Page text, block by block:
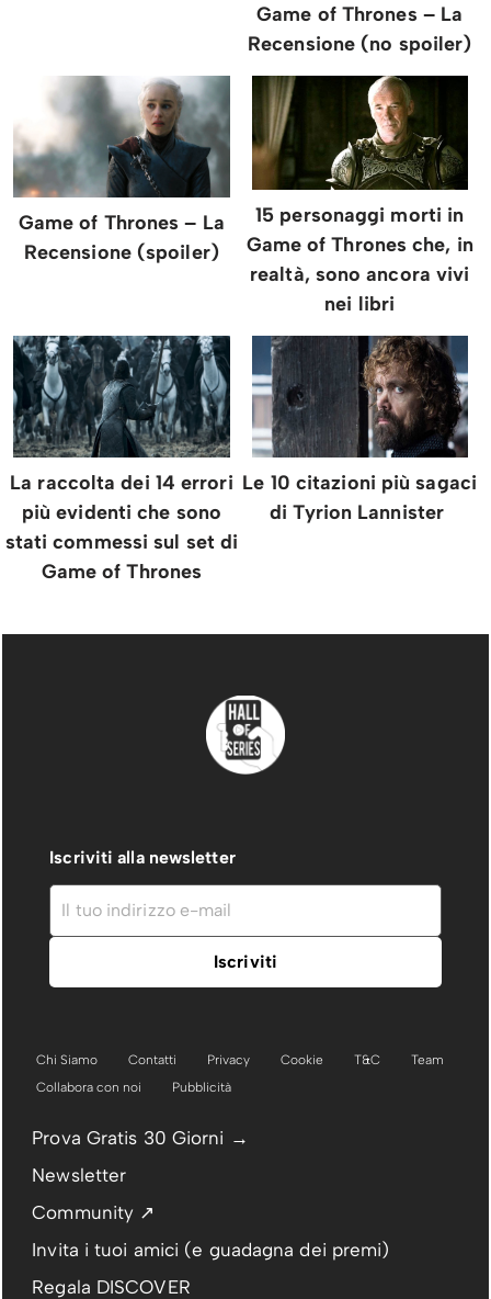
Game of Thrones – La
Recensione (no spoiler)
Game of Thrones – La
Recensione (spoiler)
15 personaggi morti in
Game of Thrones che, in
realtà, sono ancora vivi
nei libri
La raccolta dei 14 errori
più evidenti che sono
stati commessi sul set di
Game of Thrones
Le 10 citazioni più sagaci
di Tyrion Lannister
Iscriviti alla newsletter
Chi Siamo Contatti Privacy Cookie T&C
Team
Collabora con noi
Pubblicità
Prova Gratis 30 Giorni →
Newsletter
Community ↗
Invita i tuoi amici (e guadagna dei premi)
Regala DISCOVER